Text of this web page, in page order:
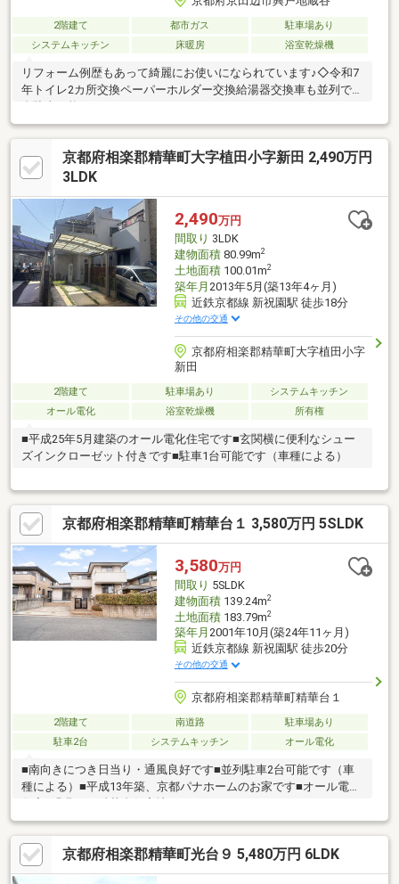
2階建て 都市ガス
駐車場あり
システムキッチン
床暖房 浴室乾燥機
リフォーム例歴もあって綺麗にお使いになられています♪◇令和7
年トイレ2カ所交換ペーパーホルダー交換給湯器交換車も並列で2
京都府相楽郡精華町大字植田小字新田 2,490万円
3LDK
2,490万円
間取り 3LDK
建物面積80.99m2
土地面積100.01m2
築年月 2013年5月(築13年4ヶ月)
近鉄京都線 新祝園駅 徒歩18分
その他の交通
京都府相楽郡精華町大字植田小字
新田
2階建て 駐車場あり
システムキッチン
オール電化
浴室乾燥機 所有権
■平成25年5月建築のオール電化住宅です■玄関横に便利なシュー
ズインクローゼット付きです■駐車1台可能です（車種による）
京都府相楽郡精華町精華台１ 3,580万円 5SLDK
3,580万円
間取り 5SLDK
建物面積139.24m2
土地面積183.79m2
築年月 2001年10月(築24年11ヶ月)
近鉄京都線 新祝園駅 徒歩20分
その他の交通
京都府相楽郡精華町精華台１
2階建て 南道路
駐車場あり
駐車2台
システムキッチン オール電化
■南向きにつき日当り・通風良好です■並列駐車2台可能です（車
種による）■平成13年築、京都パナホームのお家です■オール電化
京都府相楽郡精華町光台９ 5,480万円 6LDK